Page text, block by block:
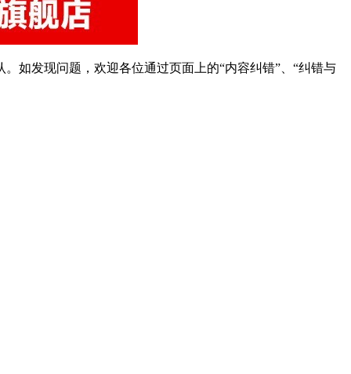
如发现问题，欢迎各位通过页面上的“内容纠错”、“纠错与